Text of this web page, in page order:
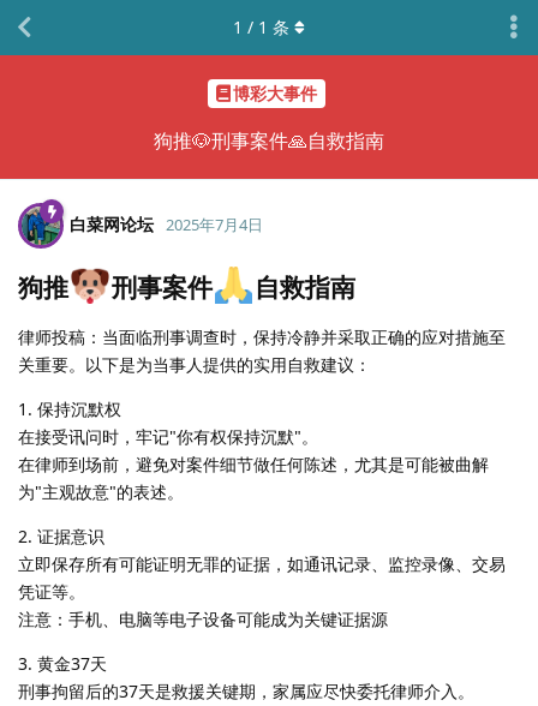
博彩大事件
狗推🐶​​刑事案件🙏自救指南
1 / 1 条
白菜网论坛 2025年7月4日
狗推 ​​刑事案件 自救指南
律师投稿：当面临刑事调查时，保持冷静并采取正确的应对措施至
关重要。以下是为当事人提供的实用自救建议：
​​1. 保持沉默权​​
在接受讯问时，牢记"你有权保持沉默"。
在律师到场前，避免对案件细节做任何陈述，尤其是可能被曲解
为"主观故意"的表述。
​​2. 证据意识​​
立即保存所有可能证明无罪的证据，如通讯记录、监控录像、交易
凭证等。
注意：手机、电脑等电子设备可能成为关键证据源
​​3. 黄金37天​​
刑事拘留后的37天是救援关键期，家属应尽快委托律师介入。